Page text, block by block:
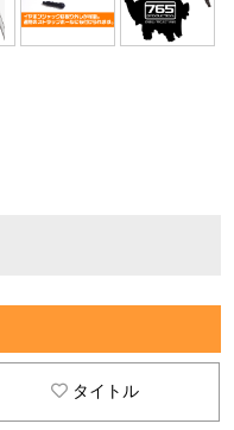
タイトル